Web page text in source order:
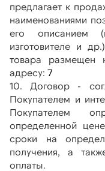
предлагает к
наименованиями
его описанием
изготовителе и
товара размещен
адресу: 7
10. Договор -
Покупателем и
Покупателем
определенной
сроки на
получения, а
оплаты.